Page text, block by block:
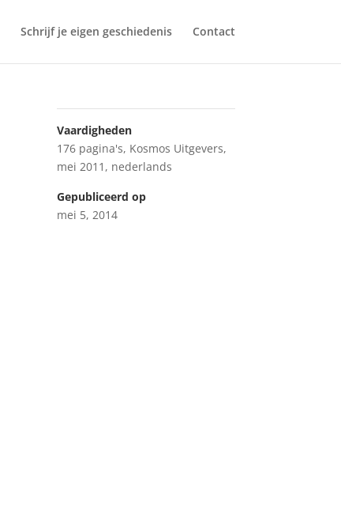
Schrijf je eigen geschiedenis Contact
Vaardigheden
176 pagina's, Kosmos Uitgevers,
mei 2011 , nederlands
Gepubliceerd op
mei 5, 2014